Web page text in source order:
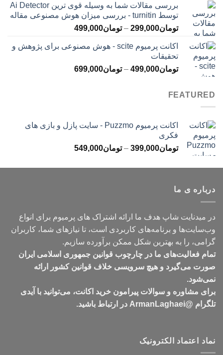
تومان199,000
تا
تومان499,000
بررسی مقالات شما به وسیله قوی ترین Ai Detector
توسط turnitin - بررسی میزان هوش مصنوعی مقاله
تومان299,000
– تومان499,000محدوده
تومان299,000
تومان499,000
اکانت پرمیوم scite - هوش مصنوعی برای پژوهش و
تحقیقات
تومان499,000
– تومان699,000محدوده
FEATURED
اکانت پرمیوم Puzzmo - سایت پازل و بازی های
فکری
تومان399,000
– تومان549,000محدوده
تومان399,000
درباره ی ما
در میدنایت شاپ هدف ما ارائه اشتراک های پرمیوم برای انواع
وب‌سایت‌ها و برنامه‌های کاربردی است، تا نیازهای شما، کاربران
گرامی، را به بهترین شکل ممکن برآورده سازیم.
تمام فعالیت‌های ما در چارچوب قوانین جمهوری اسلامی ایران
صورت می‌گیرد و هیچ سرویسی خلاف قوانین کشور ارائه
نمی‌شود.
برای مشاوره و سوالات پیرامون خرید اکانت، می‌توانید با آیدی
تلگرام @ArmanLaghaei در ارتباط باشید.
نماد اعتماد الکترونیک